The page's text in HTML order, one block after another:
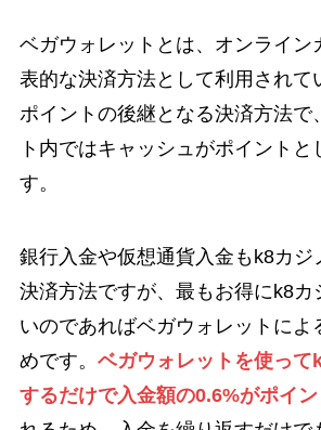
ベガウォレットとは、オンライン
表的な決済方法として利用されて
ポイントの後継となる決済方法で
ト内ではキャッシュがポイントと
す。
銀行入金や仮想通貨入金もk8カジ
決済方法ですが、最もお得にk8カ
いのであればベガウォレットによ
めです。 ベガウォレットを使って
するだけで入金額の0.6%がポイ